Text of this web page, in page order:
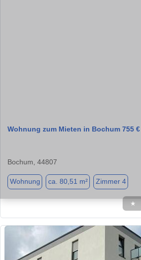
Wohnung zum Mieten in Bochum 755 €
Bochum, 44807
Wohnung ca. 80,51 m² Zimmer 4
★